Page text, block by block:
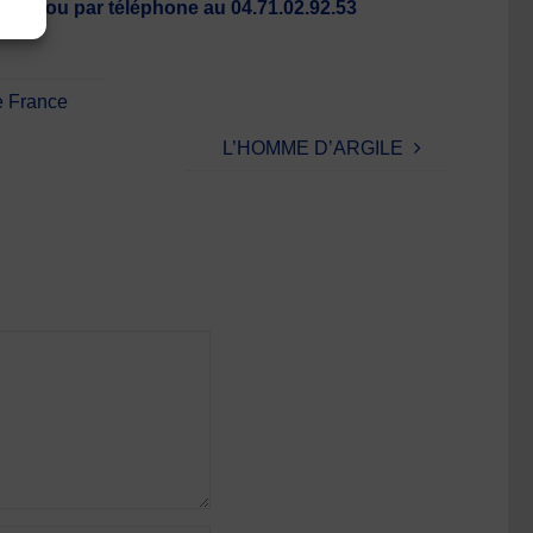
ou par téléphone au 04.71.02.92.53
France
L’HOMME D’ARGILE